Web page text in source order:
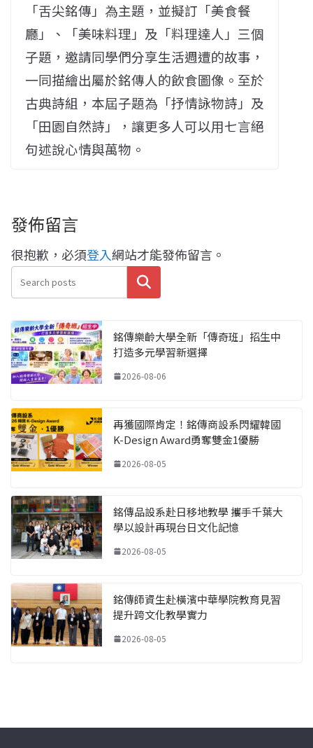
「舌尖銘傳」為主題，並擬訂「美食餐
廳」、「美味料理」及「料理達人」三個
子題，邀請同學們分享生活週遭的故事，
一同描繪出屬於銘傳人的飲食圖像。至於
古典詩組，本屆子題為「抒情詠物詩」及
「田園自然詩」，讓更多人可以用七言絕
句述說心情與萬物。
發佈留言
很抱歉，必須登入網站才能發佈留言。
搜尋
銘傳樂齡大學全新「傳奇班」招生中
打造多元學習新選擇
2026-08-06
再獲國際肯定！銘傳商設系閃耀韓國
K-Design Award勇奪雙金1優勝
2026-08-05
銘傳品設系赴日移地教學 攜手千葉大
學以設計再現台日文化記憶
2026-08-05
銘傳師資生赴橫濱中華學院教育見習
提升跨文化教學實力
2026-08-05